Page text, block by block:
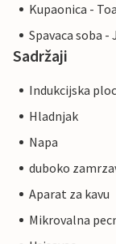
Kupaonica -
Spavaca soba
Sadržaji
Indukcijska
Hladnjak
Napa
duboko
Aparat za kavu
Mikrovalna